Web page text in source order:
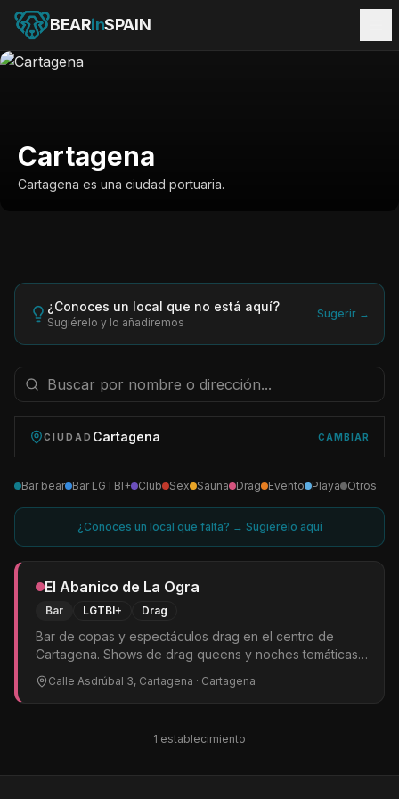
BEARinSPAIN
Cartagena
Cartagena es una ciudad portuaria.
¿Conoces un local que no está aquí?
Sugiérelo y lo añadiremos
Sugerir →
CIUDAD Cartagena CAMBIAR
Bar bear Bar LGTBI+ Club Sex Sauna Drag Evento Playa Otros
¿Conoces un local que falta? → Sugiérelo aquí
El Abanico de La Ogra
Bar LGTBI+ Drag
Bar de copas y espectáculos drag en el centro de
Cartagena. Shows de drag queens y noches temáticas
Calle Asdrúbal 3, Cartagena · Cartagena
1 establecimiento